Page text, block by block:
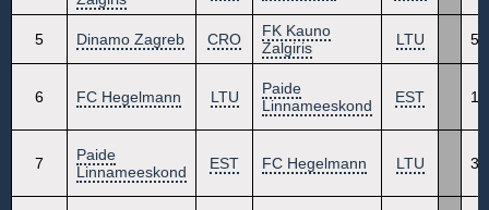
5 Dinamo Zagreb CRO
FK Kauno
Zalgiris
LTU 5
6 FC Hegelmann LTU
Paide
Linnameeskond
EST 1
7
Paide
Linnameeskond
EST FC Hegelmann LTU 3